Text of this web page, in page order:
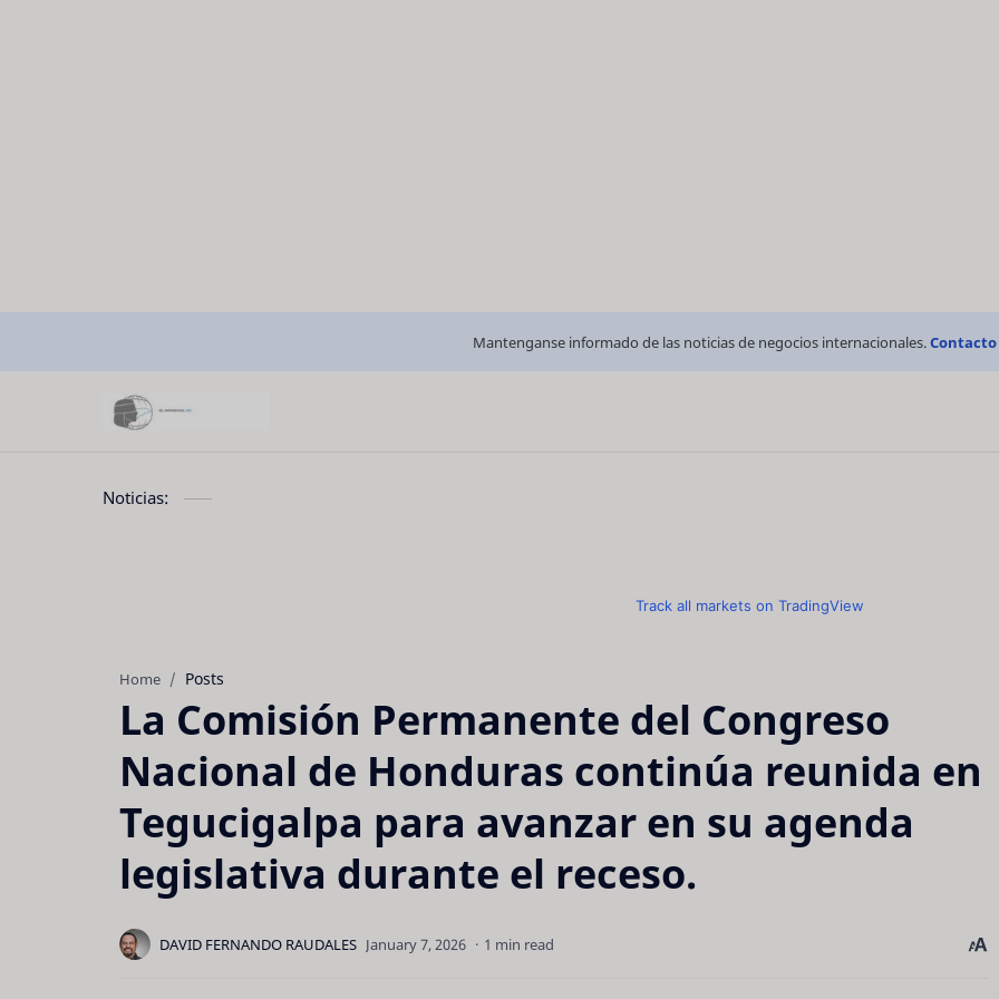
Mantenganse informado de las noticias de negocios internacionales.Contacto
Noticias:
Track all markets on TradingView
Home Posts
La Comisión Permanente del Congreso
Nacional de Honduras continúa reunida en
Tegucigalpa para avanzar en su agenda
legislativa durante el receso.
1 min read